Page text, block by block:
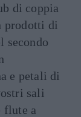
di coppia
prodotti di
secondo
e petali di
sali
flute a